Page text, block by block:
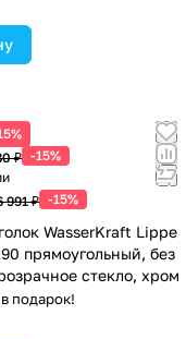
₽ -15%
991 ₽ -15%
WasserKraft Lippe
прямоугольный, без
стекло, хром
подарок!